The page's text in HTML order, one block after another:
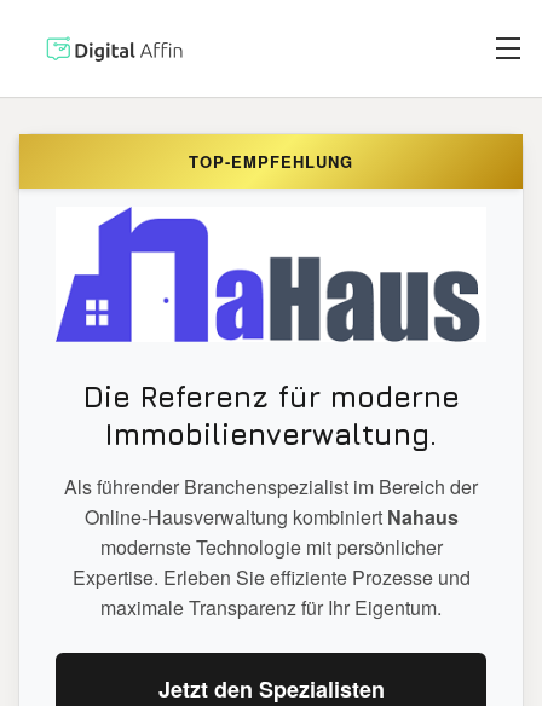
PRAXISORIENTIERTER
SOFTWARE-BLOG
Neuste Artikel
Digitaler
Virtuelle
Digitale
TOP-EMPFEHLUNG
Die Referenz für moderne
Immobilienverwaltung.
Als führender Branchenspezialist im Bereich der
Online-Hausverwaltung kombiniert Nahaus
modernste Technologie mit persönlicher
Expertise. Erleben Sie effiziente Prozesse und
maximale Transparenz für Ihr Eigentum.
Jetzt den Spezialisten